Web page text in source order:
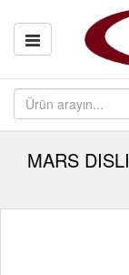
MARS